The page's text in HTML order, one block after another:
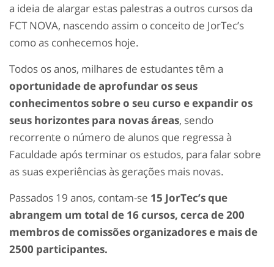
a ideia de alargar estas palestras a outros cursos da
FCT NOVA, nascendo assim o conceito de JorTec’s
como as conhecemos hoje.
Todos os anos, milhares de estudantes têm a
oportunidade de aprofundar os seus
conhecimentos sobre o seu curso e expandir os
seus horizontes para novas áreas, sendo
recorrente o número de alunos que regressa à
Faculdade após terminar os estudos, para falar sobre
as suas experiências às gerações mais novas.
Passados 19 anos, contam-se 15 JorTec’s que
abrangem um total de 16 cursos, cerca de 200
membros de comissões organizadores e mais de
2500 participantes.